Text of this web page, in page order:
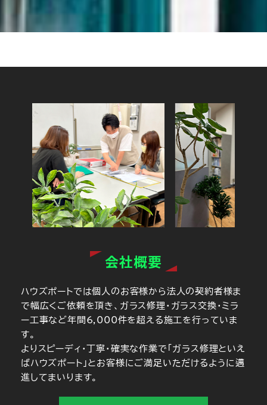
会社概要
ハウズポートでは個人のお客様から法人の契約者様ま
で幅広くご依頼を頂き、ガラス修理・ガラス交換・ミラ
ー工事など年間6,000件を超える施工を行っていま
す。
よりスピーディ・丁寧・確実な作業で「ガラス修理といえ
ばハウズポート」とお客様にご満足いただけるように邁
進してまいります。